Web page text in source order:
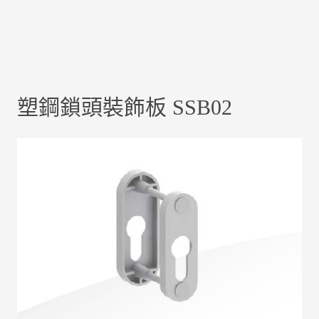
塑鋼鎖頭裝飾板 SSB02